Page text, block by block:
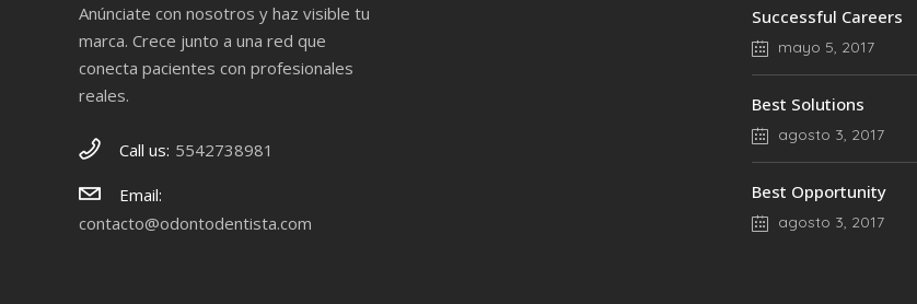
Anúnciate con nosotros y haz visible tu
marca. Crece junto a una red que
conecta pacientes con profesionales
reales.
Call us: 5542738981
Email:
contacto@odontodentista.com
Successful Careers
mayo 5, 2017
Best Solutions
agosto 3, 2017
Best Opportunity
agosto 3, 2017